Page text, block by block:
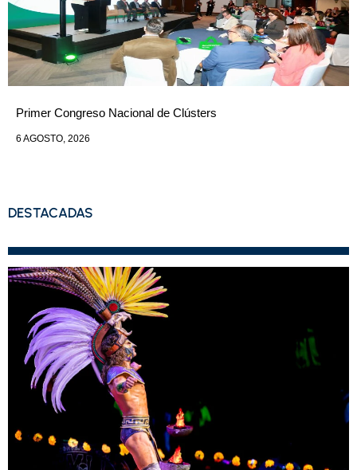
Primer Congreso Nacional de Clústers
6 AGOSTO, 2026
DESTACADAS